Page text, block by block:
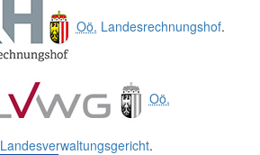
Oö. Landesrechnungshof.
Oö.
Landesverwaltungsgericht.